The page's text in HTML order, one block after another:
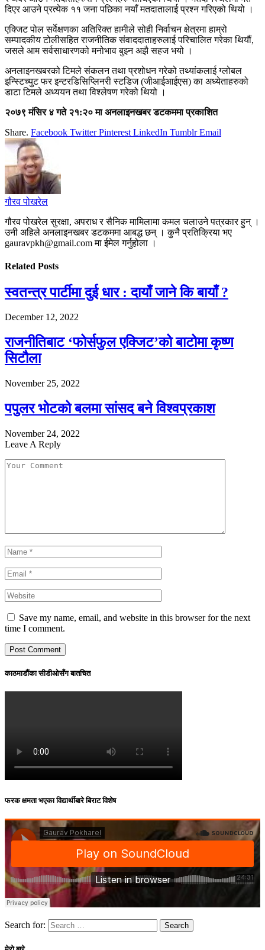
दिएर आउने प्रत्येक ११ जना पछिका नयाँ मतदातालाई प्रश्न गरिएको थियो ।
एक्जिट पोल सर्वेक्षणका अतिरिक्त हामीले सोही निर्वाचन क्षेत्रमा हाम्रो
सम्पादकीय टोलीसहित राजनीतिक संवाददाताहरुलाई परिचालित गरेका थियौं,
जसले आम सर्वसाधारणको मनोभाव बुझ्न अझै सहज भयो ।
अनलाइनखबरको टिमले संकलन तथा प्रशोधन गरेको तथ्यांकलाई ग्लोबल
इन्स्टिच्युट फर इन्टरडिसिप्लिनरी स्टडिज (जीआईआईएस) का अध्येताहरुको
डाटा टिमले अध्ययन तथा विश्लेषण गरेको थियो ।
२०७९ मंसिर ४ गते २१:२० मा अनलाइनखबर डटकममा प्रकाशित
Share. Facebook Twitter Pinterest LinkedIn Tumblr Email
गौरव पोखरेल
गौरव पोखरेल सुरक्षा, अपराध र सैनिक मामिलामा कमल चलाउने पत्रकार हुन् ।
उनी अहिले अनलाइनखबर डटकममा आबद्ध छन् । कुनै प्रतिक्रिया भए
gauravpkh@gmail.com मा ईमेल गर्नुहोला ।
Related Posts
स्वतन्त्र पार्टीमा दुई धार : दायाँ जाने कि बायाँ ?
December 12, 2022
राजनीतिबाट ‘फोर्सफुल एक्जिट’को बाटोमा कृष्ण
सिटौला
November 25, 2022
पपुलर भोटको बलमा सांसद बने विश्वप्रकाश
November 24, 2022
Leave A Reply
Save my name, email, and website in this browser for the next
time I comment.
काठमाडौंका सीडीओसँग बातचित
फरक क्षमता भएका विद्यार्थीबारे बिराट विशेष
Search for: